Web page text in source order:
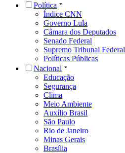
Política
Índice CNN
Governo Lula
Câmara dos Deputados
Senado Federal
Supremo Tribunal Federal
Políticas Públicas
Nacional
Educação
Segurança
Clima
Meio Ambiente
Auxílio Brasil
São Paulo
Rio de Janeiro
Minas Gerais
Brasília